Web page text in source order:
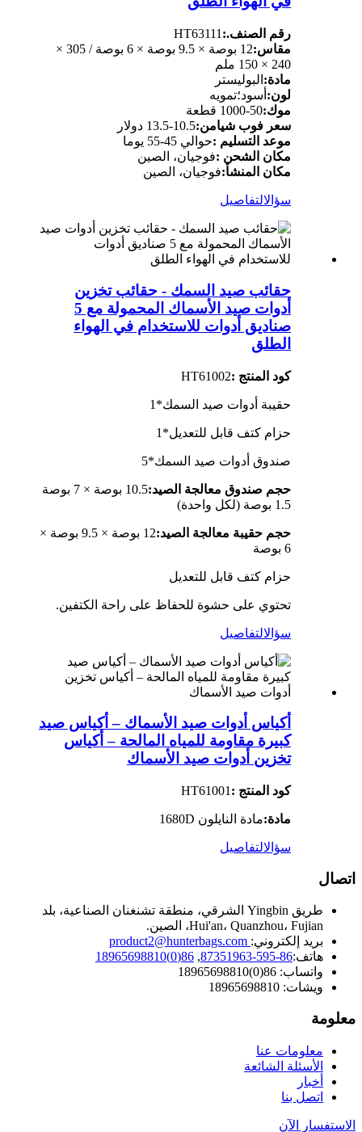
رقم الصنف.: HT63111
مقاس:
12 بوصة × 9.5 بوصة × 6 بوصة / 305 ×
240 × 150 ملم
مادة: البوليستر
لون: أسود؛تمويه
موك:50-1000 قطعة
سعر فوب شيامن:10.5-13.5 دولار
موعد التسليم :حوالي 45-55 يوما
مكان الشحن :فوجيان، الصين
مكان المنشأ:فوجيان، الصين
سؤالالتفاصيل
حقائب صيد السمك - حقائب تخزين
أدوات صيد الأسماك المحمولة مع 5
صناديق أدوات للاستخدام في الهواء
الطلق
كود المنتج :HT61002
حقيبة أدوات صيد السمك*1
حزام كتف قابل للتعديل*1
صندوق أدوات صيد السمك*5
حجم صندوق معالجة الصيد:
10.5 بوصة × 7 بوصة
1.5 بوصة (لكل واحدة)
حجم حقيبة معالجة الصيد:
12 بوصة × 9.5 بوصة ×
6 بوصة
حزام كتف قابل للتعديل
تحتوي على حشوة للحفاظ على راحة الكتفين.
سؤالالتفاصيل
أكياس أدوات صيد الأسماك – أكياس صيد
كبيرة مقاومة للمياه المالحة – أكياس
تخزين أدوات صيد الأسماك
كود المنتج : HT61001
مادة:مادة النايلون 1680D
سؤالالتفاصيل
اتصال
طريق Yingbin الشرقي، منطقة تشنغنان الصناعية، بلد
Hui'an، Quanzhou، Fujian، الصين.
بريد إلكتروني:
هاتف:86-595-87351963
,
86(0)18965698810
واتساب: 86(0)18965698810
ويشات: 18965698810
معلومة
معلومات عنا
الأسئلة الشائعة
أخبار
اتصل بنا
الاستفسار الآن